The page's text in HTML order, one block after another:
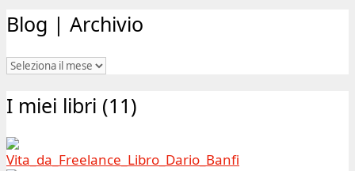
Blog | Archivio
Blog
Archivio
I miei libri (11)